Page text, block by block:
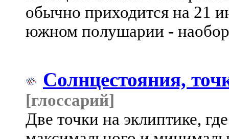
обычно приходится на 21
южном полушарии -
Солнцестояния,
[глоссарий]
Две точки на эклиптике,